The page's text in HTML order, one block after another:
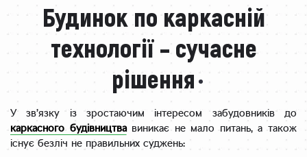
Будинок по каркасній
технології – сучасне
рішення
У зв’язку із зростаючим інтересом забудовників до
каркасного будівництвавиникає не мало питань, а також
існує безліч не правильних суджень: